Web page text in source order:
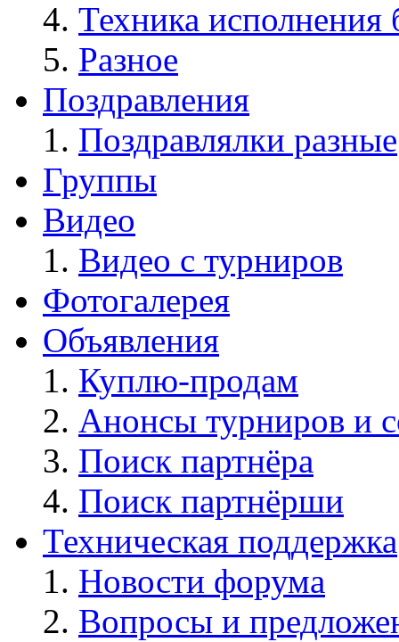
Техника исполнения
Разное
Поздравления
Поздравлялки разные
Группы
Видео
Видео с турниров
Фотогалерея
Объявления
Куплю-продам
Анонсы турниров и
Поиск партнёра
Поиск партнёрши
Техническая поддержка
Новости форума
Вопросы и